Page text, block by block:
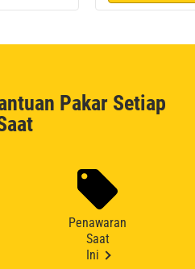
Pakar Setiap
Penawaran
Saat
Ini